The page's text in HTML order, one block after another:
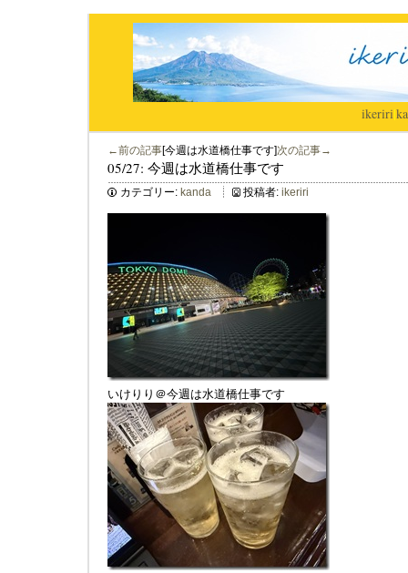
ikeriri|
←前の記事[今週は水道橋仕事です]次の記事→
05/27: 今週は水道橋仕事です
カテゴリー: kanda 投稿者: ikeriri
いけりり＠今週は水道橋仕事です